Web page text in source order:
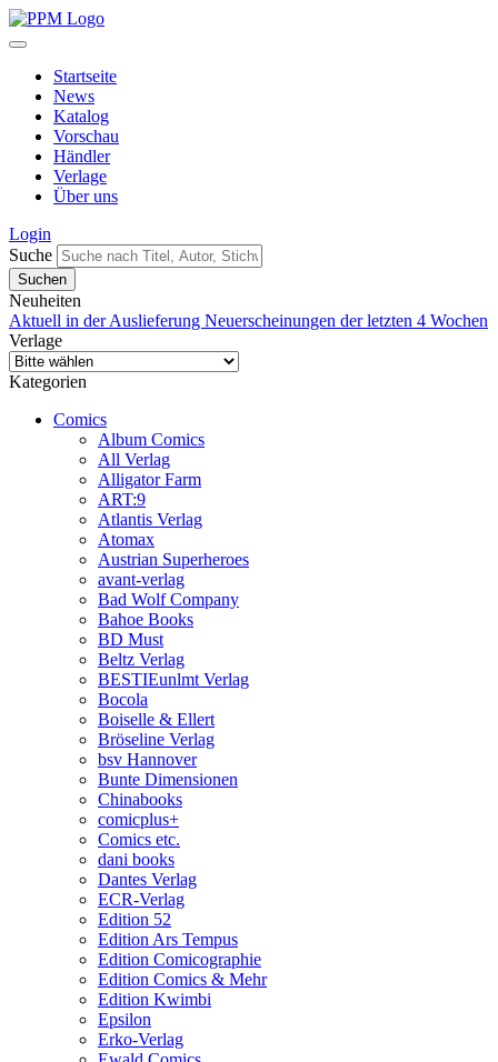
Startseite
News
Katalog
Vorschau
Händler
Verlage
Über uns
Login
Suche
Neuheiten
Aktuell in der Auslieferung Neuerscheinungen der letzten 4 Wochen
Verlage
Kategorien
Comics
Album Comics
All Verlag
Alligator Farm
ART:9
Atlantis Verlag
Atomax
Austrian Superheroes
avant-verlag
Bad Wolf Company
Bahoe Books
BD Must
Beltz Verlag
BESTIEunlmt Verlag
Bocola
Boiselle & Ellert
Bröseline Verlag
bsv Hannover
Bunte Dimensionen
Chinabooks
comicplus+
Comics etc.
dani books
Dantes Verlag
ECR-Verlag
Edition 52
Edition Ars Tempus
Edition Comicographie
Edition Comics & Mehr
Edition Kwimbi
Epsilon
Erko-Verlag